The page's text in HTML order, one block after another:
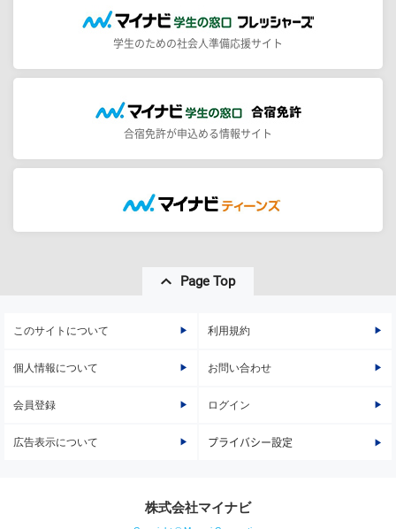
学生のための社会人準備応援サイト
合宿免許が申込める情報サイト
Page Top
このサイトについて 利用規約
個人情報について お問い合わせ
会員登録 ログイン
広告表示について プライバシー設定
株式会社マイナビ